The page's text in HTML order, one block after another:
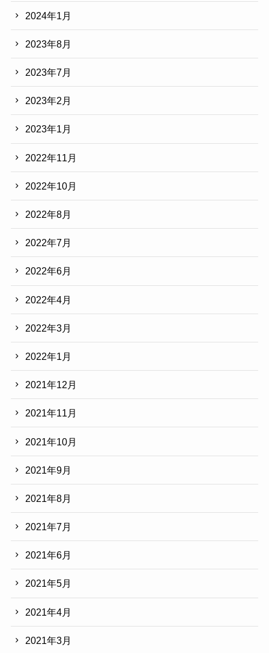
2024年1月
2023年8月
2023年7月
2023年2月
2023年1月
2022年11月
2022年10月
2022年8月
2022年7月
2022年6月
2022年4月
2022年3月
2022年1月
2021年12月
2021年11月
2021年10月
2021年9月
2021年8月
2021年7月
2021年6月
2021年5月
2021年4月
2021年3月